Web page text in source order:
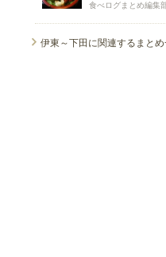
食べログまとめ編集
伊東～下田に関連するまと